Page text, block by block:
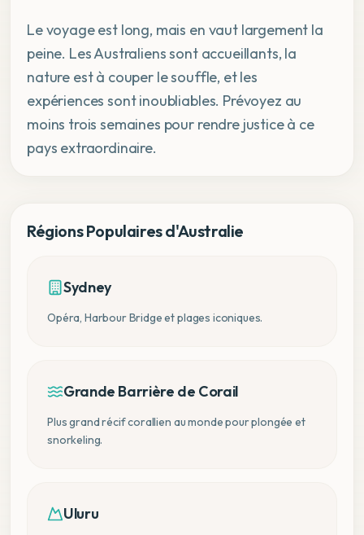
Le voyage est long, mais en vaut largement la
peine. Les Australiens sont accueillants, la
nature est à couper le souffle, et les
expériences sont inoubliables. Prévoyez au
moins trois semaines pour rendre justice à ce
pays extraordinaire.
Régions Populaires d'Australie
Sydney
Opéra, Harbour Bridge et plages iconiques.
Grande Barrière de Corail
Plus grand récif corallien au monde pour plongée et
snorkeling.
Uluru